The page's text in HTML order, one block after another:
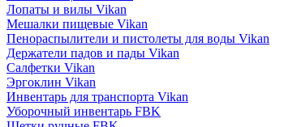
Лопаты и вилы Vikan
Мешалки пищевые Vikan
Пенораспылители и пистолеты для воды Vikan
Держатели падов и пады Vikan
Салфетки Vikan
Эргоклин Vikan
Инвентарь для транспорта Vikan
Уборочный инвентарь FBK